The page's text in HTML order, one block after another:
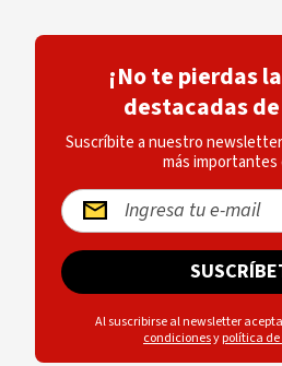
¡No te pierdas
destacadas
Suscríbite a nuestro
más importantes
Al suscribirse al newsletter
condicionesypolítica